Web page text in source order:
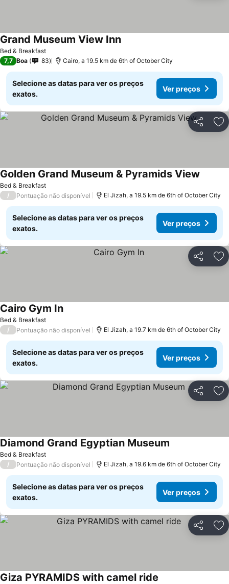
Bed & Breakfast
Grand Museum View Inn
7,7 Boa 83 Cairo, a 19.5 km de 6th of October City
Selecione as datas para ver os preços
exatos.
Ver preços
Partilhar
Bed & Breakfast
Golden Grand Museum & Pyramids View
/ Pontuação não disponível El Jizah, a 19.5 km de 6th of October City
Selecione as datas para ver os preços
exatos.
Ver preços
Partilhar
Bed & Breakfast
Cairo Gym In
/ Pontuação não disponível El Jizah, a 19.7 km de 6th of October City
Selecione as datas para ver os preços
exatos.
Ver preços
Partilhar
Bed & Breakfast
Diamond Grand Egyptian Museum
/ Pontuação não disponível El Jizah, a 19.6 km de 6th of October City
Selecione as datas para ver os preços
exatos.
Ver preços
Partilhar
Giza PYRAMIDS with camel ride